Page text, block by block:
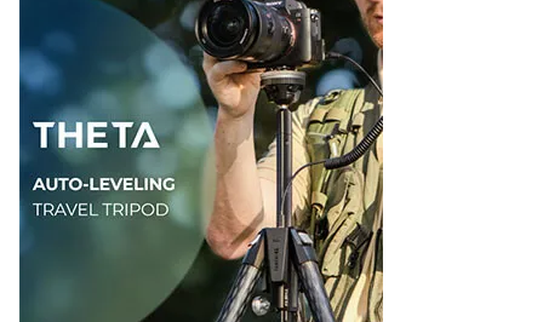
ー